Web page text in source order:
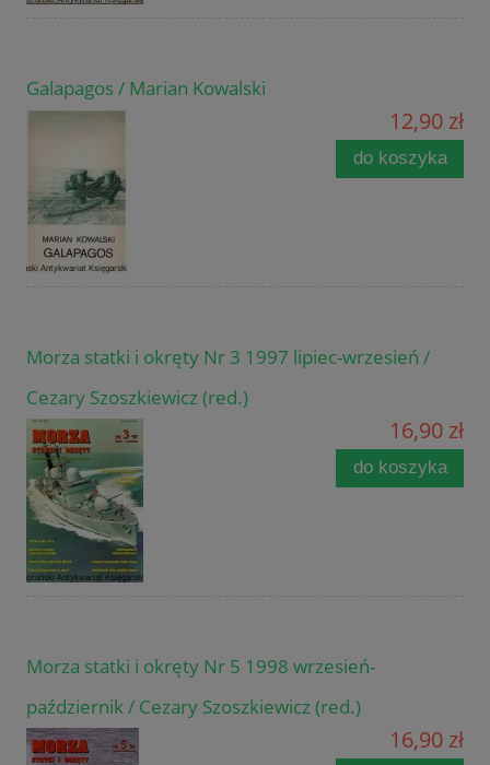
Galapagos / Marian Kowalski
12,90 zł
do koszyka
Morza statki i okręty Nr 3 1997 lipiec-wrzesień /
Cezary Szoszkiewicz (red.)
16,90 zł
do koszyka
Morza statki i okręty Nr 5 1998 wrzesień-
październik / Cezary Szoszkiewicz (red.)
16,90 zł